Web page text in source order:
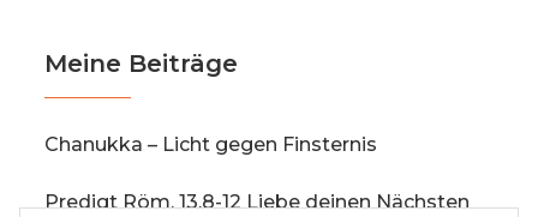
Meine Beiträge
Chanukka – Licht gegen Finsternis
Predigt Röm. 13,8-12 Liebe deinen Nächsten